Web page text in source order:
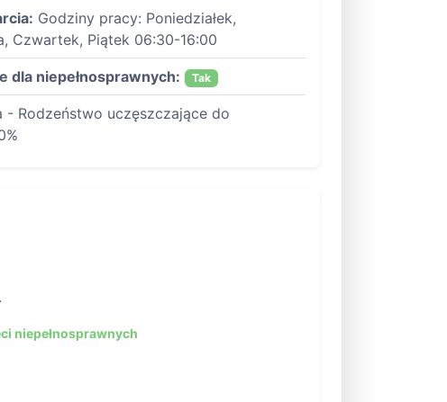
Godziny pracy: Poniedziałek,
Czwartek, Piątek 06:30-16:00
dla niepełnosprawnych: Tak
- Rodzeństwo uczęszczające do
.
niepełnosprawnych